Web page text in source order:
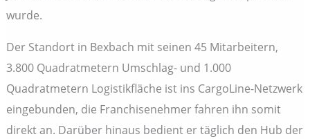
wurde.
Der Standort in Bexbach mit seinen 45 Mitarbeitern,
3.800 Quadratmetern Umschlag- und 1.000
Quadratmetern Logistikfläche ist ins CargoLine-Netzwerk
eingebunden, die Franchisenehmer fahren ihn somit
direkt an. Darüber hinaus bedient er täglich den Hub der